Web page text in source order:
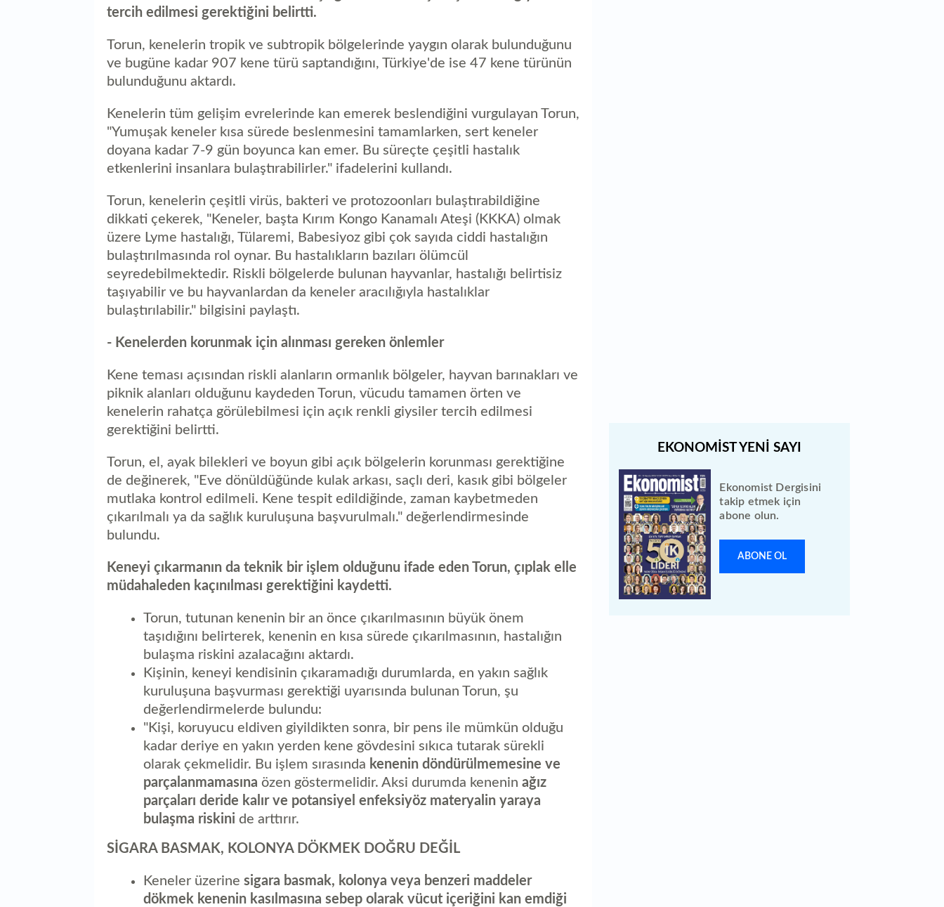
tercih edilmesi gerektiğini belirtti.
Torun, kenelerin tropik ve subtropik bölgelerinde yaygın olarak bulunduğunu
ve bugüne kadar 907 kene türü saptandığını, Türkiye'de ise 47 kene türünün
bulunduğunu aktardı.
Kenelerin tüm gelişim evrelerinde kan emerek beslendiğini vurgulayan Torun,
"Yumuşak keneler kısa sürede beslenmesini tamamlarken, sert keneler
doyana kadar 7-9 gün boyunca kan emer. Bu süreçte çeşitli hastalık
etkenlerini insanlara bulaştırabilirler." ifadelerini kullandı.
Torun, kenelerin çeşitli virüs, bakteri ve protozoonları bulaştırabildiğine
dikkati çekerek, "Keneler, başta Kırım Kongo Kanamalı Ateşi (KKKA) olmak
üzere Lyme hastalığı, Tülaremi, Babesiyoz gibi çok sayıda ciddi hastalığın
bulaştırılmasında rol oynar. Bu hastalıkların bazıları ölümcül
seyredebilmektedir. Riskli bölgelerde bulunan hayvanlar, hastalığı belirtisiz
taşıyabilir ve bu hayvanlardan da keneler aracılığıyla hastalıklar
bulaştırılabilir." bilgisini paylaştı.
- Kenelerden korunmak için alınması gereken önlemler
Kene teması açısından riskli alanların ormanlık bölgeler, hayvan barınakları ve
piknik alanları olduğunu kaydeden Torun, vücudu tamamen örten ve
kenelerin rahatça görülebilmesi için açık renkli giysiler tercih edilmesi
gerektiğini belirtti.
Torun, el, ayak bilekleri ve boyun gibi açık bölgelerin korunması gerektiğine
de değinerek, "Eve dönüldüğünde kulak arkası, saçlı deri, kasık gibi bölgeler
mutlaka kontrol edilmeli. Kene tespit edildiğinde, zaman kaybetmeden
çıkarılmalı ya da sağlık kuruluşuna başvurulmalı." değerlendirmesinde
bulundu.
Keneyi çıkarmanın da teknik bir işlem olduğunu ifade eden Torun, çıplak elle
müdahaleden kaçınılması gerektiğini kaydetti.
Torun, tutunan kenenin bir an önce çıkarılmasının büyük önem
taşıdığını belirterek, kenenin en kısa sürede çıkarılmasının, hastalığın
bulaşma riskini azalacağını aktardı.
Kişinin, keneyi kendisinin çıkaramadığı durumlarda, en yakın sağlık
kuruluşuna başvurması gerektiği uyarısında bulunan Torun, şu
değerlendirmelerde bulundu:
"Kişi, koruyucu eldiven giyildikten sonra, bir pens ile mümkün olduğu
kadar deriye en yakın yerden kene gövdesini sıkıca tutarak sürekli
olarak çekmelidir. Bu işlem sırasında kenenin döndürülmemesine ve
parçalanmamasına özen göstermelidir. Aksi durumda kenenin ağız
parçaları deride kalır ve potansiyel enfeksiyöz materyalin yaraya
bulaşma riskini de arttırır.
SİGARA BASMAK, KOLONYA DÖKMEK DOĞRU DEĞİL
Keneler üzerine sigara basmak, kolonya veya benzeri maddeler
dökmek kenenin kasılmasına sebep olarak vücut içeriğini kan emdiği
Ekonomist Dergisini
takip etmek için
abone olun.
ABONE OL